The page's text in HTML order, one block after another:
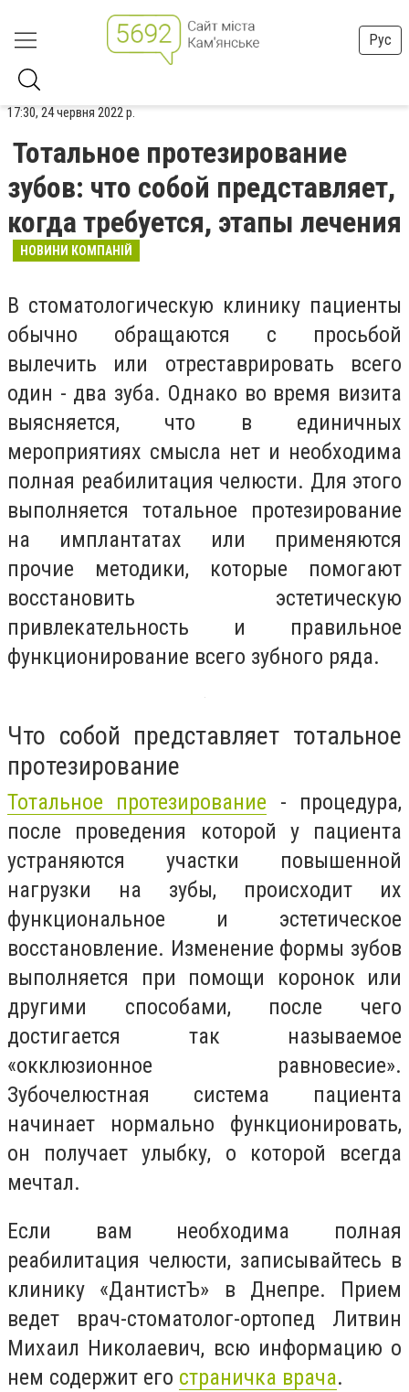
Рус
17:30, 24 червня 2022 р.
Тотальное протезирование
зубов: что собой представляет,
когда требуется, этапы лечения
НОВИНИ КОМПАНІЙ
В стоматологическую клинику пациенты
обычно обращаются с просьбой
вылечить или отреставрировать всего
один - два зуба. Однако во время визита
выясняется, что в единичных
мероприятиях смысла нет и необходима
полная реабилитация челюсти. Для этого
выполняется тотальное протезирование
на имплантатах или применяются
прочие методики, которые помогают
восстановить эстетическую
привлекательность и правильное
функционирование всего зубного ряда.
Что собой представляет тотальное
протезирование
Тотальное протезирование - процедура,
после проведения которой у пациента
устраняются участки повышенной
нагрузки на зубы, происходит их
функциональное и эстетическое
восстановление. Изменение формы зубов
выполняется при помощи коронок или
другими способами, после чего
достигается так называемое
«окклюзионное равновесие».
Зубочелюстная система пациента
начинает нормально функционировать,
он получает улыбку, о которой всегда
мечтал.
Если вам необходима полная
реабилитация челюсти, записывайтесь в
клинику «ДантистЪ» в Днепре. Прием
ведет врач-стоматолог-ортопед Литвин
Михаил Николаевич, всю информацию о
нем содержит его страничка врача.